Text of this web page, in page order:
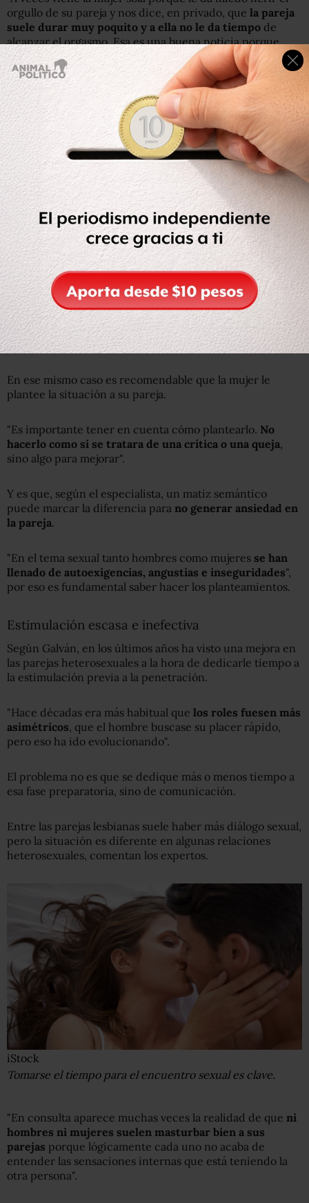
orgullo de su pareja y nos dice, en privado, que la pareja
suele durar muy poquito y a ella no le da tiempo de
alcanzar el orgasmo. Esa es una buena noticia porque
trabajar la eyaculación precoz es bastante sencillo
técnicamente. La solución es más simple que si hay otros
problemas".
iStock
Dirigir a la pareja mientras se tiene la relación sexual
puede ayudar a que ambas partes se entiendan y se
complazcan mejor.
En ese mismo caso es recomendable que la mujer le
plantee la situación a su pareja.
"Es importante tener en cuenta cómo plantearlo. No
hacerlo como si se tratara de una crítica o una queja,
sino algo para mejorar".
Y es que, según el especialista, un matiz semántico
puede marcar la diferencia para no generar ansiedad en
la pareja.
"En el tema sexual tanto hombres como mujeres se han
llenado de autoexigencias, angustias e inseguridades",
por eso es fundamental saber hacer los planteamientos.
Estimulación escasa e inefectiva
Según Galván, en los últimos años ha visto una mejora en
las parejas heterosexuales a la hora de dedicarle tiempo a
la estimulación previa a la penetración.
"Hace décadas era más habitual que los roles fuesen más
asimétricos, que el hombre buscase su placer rápido,
pero eso ha ido evolucionando".
El problema no es que se dedique más o menos tiempo a
esa fase preparatoria, sino de comunicación.
Entre las parejas lesbianas suele haber más diálogo sexual,
pero la situación es diferente en algunas relaciones
heterosexuales, comentan los expertos.
iStock
Tomarse el tiempo para el encuentro sexual es clave.
"En consulta aparece muchas veces la realidad de que ni
hombres ni mujeres suelen masturbar bien a sus
parejas porque lógicamente cada uno no acaba de
entender las sensaciones internas que está teniendo la
otra persona".